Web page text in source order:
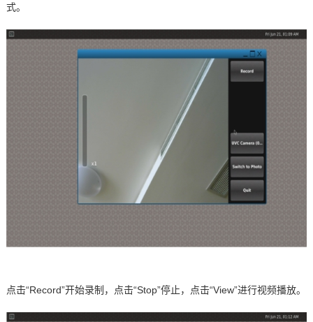
式。
点击“Record”开始录制，点击“Stop”停止，点击“View”进行视频播放。